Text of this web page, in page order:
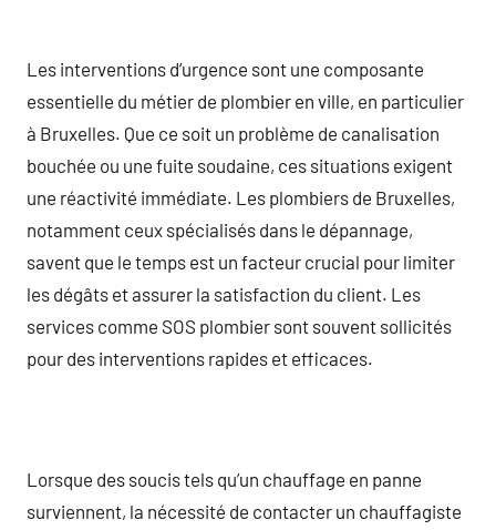
Les interventions d’urgence sont une composante
essentielle du métier de plombier en ville, en particulier
à Bruxelles. Que ce soit un problème de canalisation
bouchée ou une fuite soudaine, ces situations exigent
une réactivité immédiate. Les plombiers de Bruxelles,
notamment ceux spécialisés dans le dépannage,
savent que le temps est un facteur crucial pour limiter
les dégâts et assurer la satisfaction du client. Les
services comme SOS plombier sont souvent sollicités
pour des interventions rapides et efficaces.
Lorsque des soucis tels qu’un chauffage en panne
surviennent, la nécessité de contacter un chauffagiste